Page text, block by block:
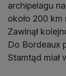
archipelagu
około 200 km
Zawinął
Do Bordeaux
Stamtąd miał